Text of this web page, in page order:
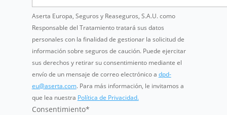
Aserta Europa, Seguros y Reaseguros, S.A.U. como
Responsable del Tratamiento tratará sus datos
personales con la finalidad de gestionar la solicitud de
información sobre seguros de caución. Puede ejercitar
sus derechos y retirar su consentimiento mediante el
envío de un mensaje de correo electrónico a dpd-
eu@aserta.com. Para más información, le invitamos a
que lea nuestra Política de Privacidad.
Consentimiento*